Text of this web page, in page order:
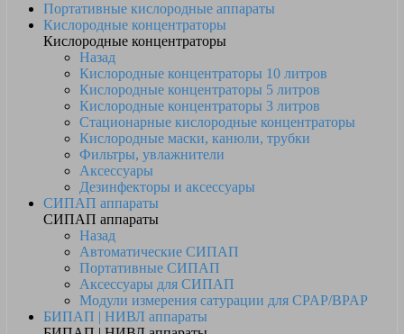
Портативные кислородные аппараты
Кислородные концентраторы
Кислородные концентраторы
Назад
Кислородные концентраторы 10 литров
Кислородные концентраторы 5 литров
Кислородные концентраторы 3 литров
Стационарные кислородные концентраторы
Кислородные маски, канюли, трубки
Фильтры, увлажнители
Аксессуары
Дезинфекторы и аксессуары
СИПАП аппараты
СИПАП аппараты
Назад
Автоматические СИПАП
Портативные СИПАП
Аксессуары для СИПАП
Модули измерения сатурации для CPAP/BPAP
БИПАП | НИВЛ аппараты